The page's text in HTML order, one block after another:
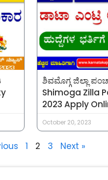
ಶಿವಮೊಗ್ಗ ಜಿಲ್ಲಾ
Shimoga Zilla
2023 Apply
October 20, 2023
1 2 3 Next »